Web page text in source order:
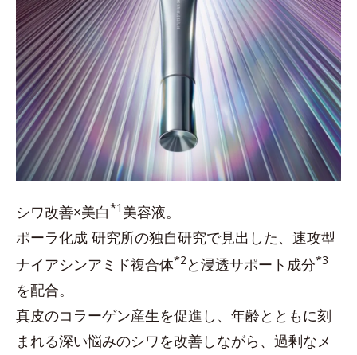
シワ改善×美白*1 美容液。
ポーラ化成 研究所の独自研究で見出した、速攻型
ナイアシンアミド複合体*2 と浸透サポート成分*3
を配合。
真皮のコラーゲン産生を促進し、年齢とともに刻
まれる深い悩みのシワを改善しながら、過剰なメ